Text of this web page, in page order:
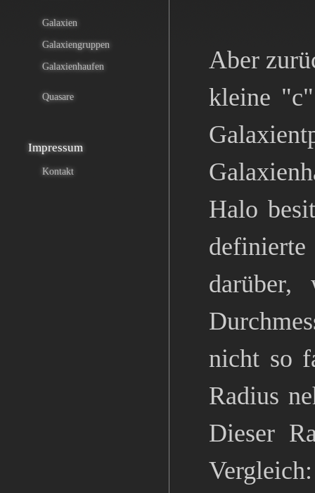
Galaxien
Galaxiengruppen
Galaxienhaufen
Quasare
Impressum
Kontakt
Aber
kleine
Halo
definierte
nicht so
Radius
Dieser